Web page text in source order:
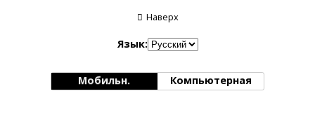
Наверх
Язык:
Мобильн. Компьютерная